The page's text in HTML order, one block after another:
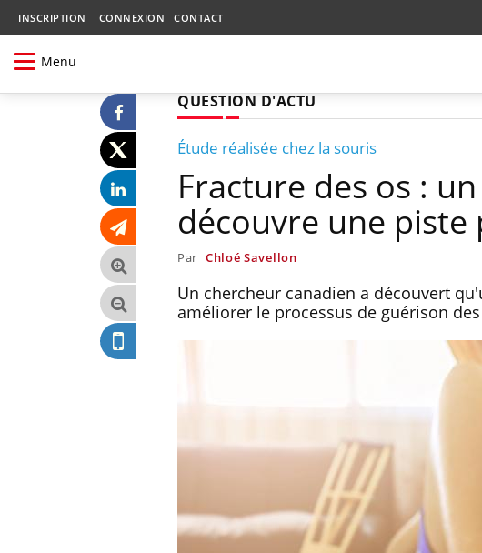
INSCRIPTION CONNEXION CONTACT
Menu
QUESTION D'ACTU
Étude réalisée chez la souris
Fracture des os :
découvre une
Par Chloé Savellon
Un chercheur canadien a découvert
améliorer le processus de guérison